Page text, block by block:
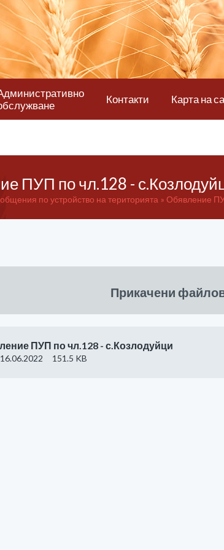
Контакти Карта на
ПУП по чл.128 -
по устройство на територията Обявление
Прикачени
ПУП по чл.128 - с.Козлодуйци
151.5 KB